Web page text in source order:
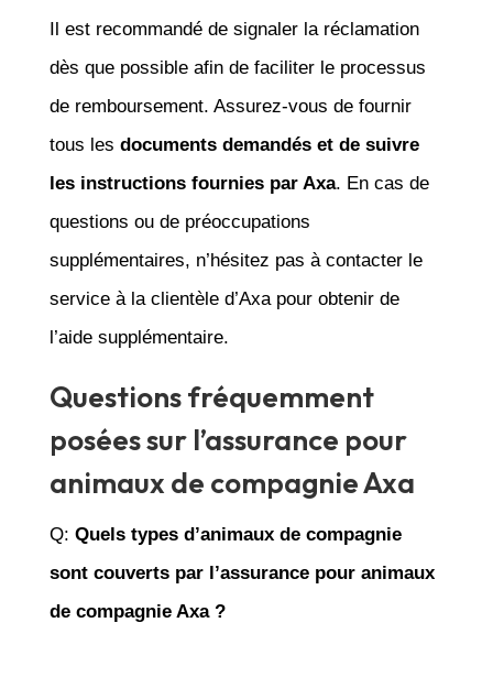
Il est recommandé de signaler la réclamation
dès que possible afin de faciliter le processus
de remboursement. Assurez-vous de fournir
tous les documents demandés et de suivre
les instructions fournies par Axa. En cas de
questions ou de préoccupations
supplémentaires, n’hésitez pas à contacter le
service à la clientèle d’Axa pour obtenir de
l’aide supplémentaire.
Questions fréquemment
posées sur l’assurance pour
animaux de compagnie Axa
Q: Quels types d’animaux de compagnie
sont couverts par l’assurance pour animaux
de compagnie Axa ?